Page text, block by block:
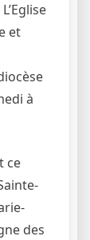
et
à
ce
des